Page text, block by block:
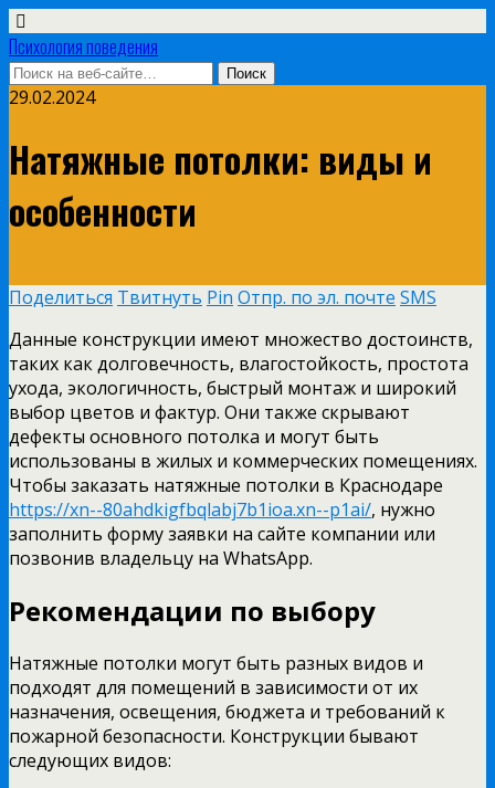
Психология поведения
29.02.2024
Натяжные потолки: виды и
особенности
Поделиться Твитнуть Pin Отпр. по эл. почте SMS
Данные конструкции имеют множество достоинств,
таких как долговечность, влагостойкость, простота
ухода, экологичность, быстрый монтаж и широкий
выбор цветов и фактур. Они также скрывают
дефекты основного потолка и могут быть
использованы в жилых и коммерческих помещениях.
Чтобы заказать натяжные потолки в Краснодаре
https://xn--80ahdkigfbqlabj7b1ioa.xn--p1ai/, нужно
заполнить форму заявки на сайте компании или
позвонив владельцу на WhatsApp.
Рекомендации по выбору
Натяжные потолки могут быть разных видов и
подходят для помещений в зависимости от их
назначения, освещения, бюджета и требований к
пожарной безопасности. Конструкции бывают
следующих видов: